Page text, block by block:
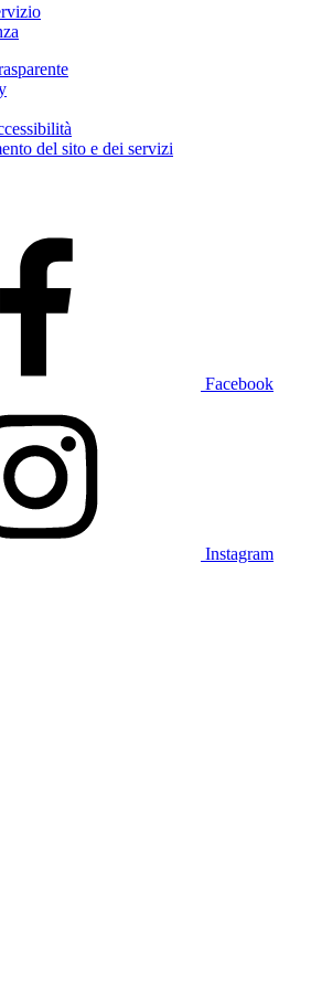
del sito e dei servizi
Facebook
Instagram